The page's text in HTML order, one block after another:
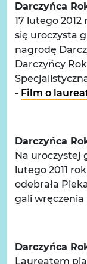
Darczyńca
17 lutego
się uroczysta
nagrodę
Darczyńcy
- Film o
Darczyńca
Na uroczystej
lutego 2011
odebrała
gali
Darczyńca
Laureatem